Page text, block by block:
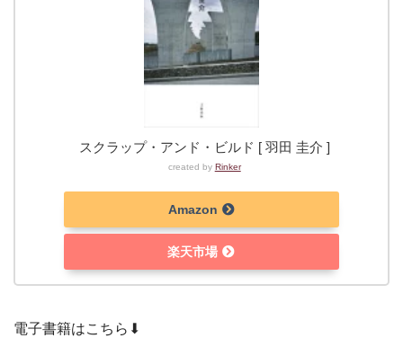
スクラップ・アンド・ビルド [ 羽田 圭介 ]
created by Rinker
Amazon
楽天市場
電子書籍はこちら⬇︎